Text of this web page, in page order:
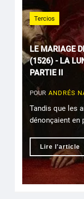
Tercios
LE MARIAGE
(1526) - LA
PARTIE II
POUR ANDRÉS
Tandis que les
dénonçaient en
Lire l'article